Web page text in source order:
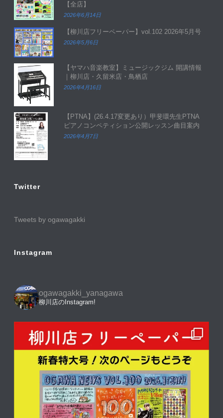
【全店】
2026年6月14日
【柳川店フリーペーパー】vol.102 2026年5月号
2026年5月6日
【ヤマハ音楽教室】ミュージックジム 開講情報
｜柳川店・久留米店・鳥栖店
2026年4月16日
【PTNA】(26.4.17変更あり）甲斐環先生PTNA
ピアノコンペティション公開レッスン曲目案内
2026年4月7日
Twitter
Tweets by ogawagakki
Instagram
ogawagakki_yanagawa
柳川店のInstagram!